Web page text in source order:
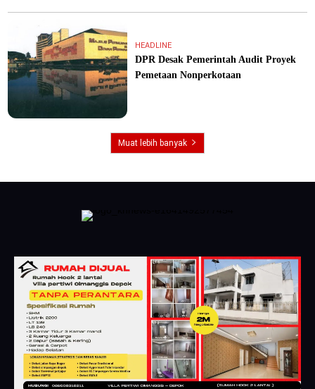
HEADLINE
DPR Desak Pemerintah Audit Proyek
Pemetaan Nonperkotaan
Muat lebih banyak